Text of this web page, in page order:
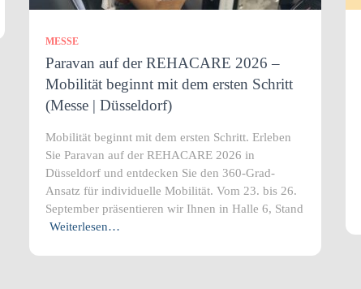
MESSE
Paravan auf der REHACARE 2026 –
Mobilität beginnt mit dem ersten Schritt
(Messe | Düsseldorf)
Mobilität beginnt mit dem ersten Schritt. Erleben
Sie Paravan auf der REHACARE 2026 in
Düsseldorf und entdecken Sie den 360-Grad-
Ansatz für individuelle Mobilität. Vom 23. bis 26.
September präsentieren wir Ihnen in Halle 6, Stand
Weiterlesen…